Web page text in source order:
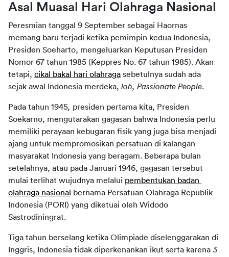
Asal Muasal Hari Olahraga Nasional
Peresmian tanggal 9 September sebagai Haornas
memang baru terjadi ketika pemimpin kedua Indonesia,
Presiden Soeharto, mengeluarkan Keputusan Presiden
Nomor 67 tahun 1985 (Keppres No. 67 tahun 1985). Akan
tetapi, cikal bakal hari olahraga sebetulnya sudah ada
sejak awal Indonesia merdeka, loh, Passionate People.
Pada tahun 1945, presiden pertama kita, Presiden
Soekarno, mengutarakan gagasan bahwa Indonesia perlu
memiliki perayaan kebugaran fisik yang juga bisa menjadi
ajang untuk mempromosikan persatuan di kalangan
masyarakat Indonesia yang beragam. Beberapa bulan
setelahnya, atau pada Januari 1946, gagasan tersebut
mulai terlihat wujudnya melalui pembentukan badan
olahraga nasional bernama Persatuan Olahraga Republik
Indonesia (PORI) yang diketuai oleh Widodo
Sastrodiningrat.
Tiga tahun berselang ketika Olimpiade diselenggarakan di
Inggris, Indonesia tidak diperkenankan ikut serta karena 3